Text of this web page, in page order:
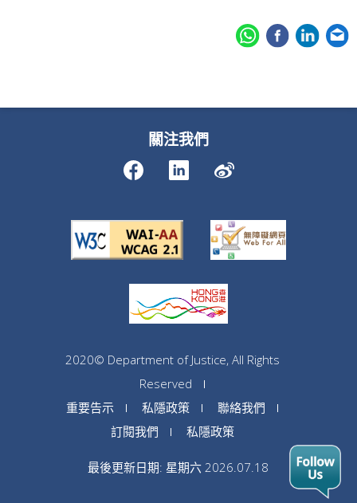
關注我們
2020© Department of Justice, All Rights
Reserved
重要告示
私隱政策
聯絡我們
訂閱我們
私隱政策
最後更新日期: 星期六 2026.07.18